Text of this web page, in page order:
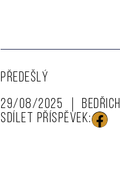
PŘEDEŠLÝ
29/08/2025
Bedřich
SDÍLET PŘÍSPĚVEK: